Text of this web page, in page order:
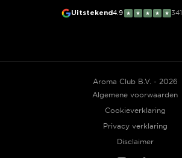
Uitstekend4.9 ★ ★ ★ ★ ★ 341
Aroma Club B.V. - 2026
Algemene voorwaarden
Cookieverklaring
Privacy verklaring
Disclaimer